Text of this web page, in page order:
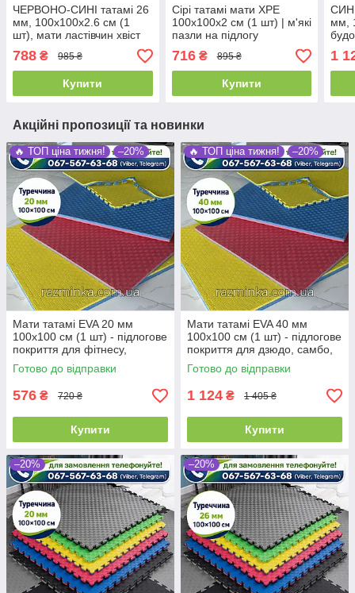
ЧЕРВОНО-СИНІ татамі 26
мм, 100х100х2.6 см (1
шт), мати ластівчин хвіст
788 ₴ 985 ₴
Купити
Сірі татамі мати XPE
100х100х2 см (1 шт) | м'які
пазли на підлогу
716₴ 895 ₴
Купити
мм,
1
Акційні пропозиції та новинки
🔥 ТОП ціна тижня! –20%
Мати татамі EVA 20 мм
100х100 см (1 шт) - підлогове
покриття для фітнесу,
гімнастики та єдиноборств
Готово до відправки
576 ₴ 720 ₴
Купити
🔥 ТОП ціна тижня! –20%
Мати татамі EVA 40 мм
100х100 см (1 шт) - підлогове
покриття для дзюдо, самбо,
боротьби
Готово до відправки
1 124 ₴ 1 405 ₴
Купити
–20% –20%